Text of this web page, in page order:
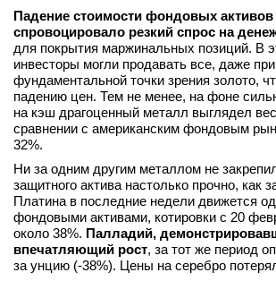
Стать автором
Вход
Падение стоимости фондовых активов
спровоцировало резкий спрос на
для покрытия маржинальных позиций. В
инвесторы могли продавать все, даже
фундаментальной точки зрения золото,
падению цен. Тем не менее, на фоне
на кэш драгоценный металл выглядел
сравнении с американским фондовым
32%.
Ни за одним другим металлом не
защитного актива настолько прочно, как
Платина в последние недели движется
фондовыми активами, котировки с 20
около 38%. Палладий,
впечатляющий рост, за тот же период
за унцию (-38%). Цены на серебро